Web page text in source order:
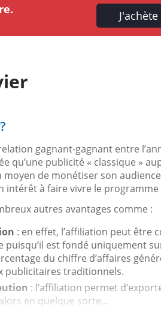
J'achète
gagnant-gagnant entre
qu’une publicité « classique »
de monétiser son
intérêt à faire vivre le
autres avantages comme :
: en effet, l’affiliation peut être
puisqu’il est fondé uniquement
du chiffre d’affaires
publicitaires traditionnels.
: l’affiliation permet
en quelque sorte...